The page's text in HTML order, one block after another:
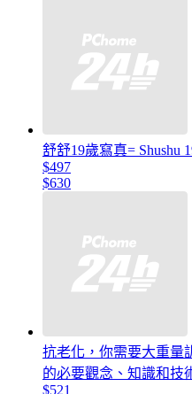
舒舒19歲寫真= Shushu
$497
$630
抗老化，你需要大重量
的必要觀念、知識和技
$521